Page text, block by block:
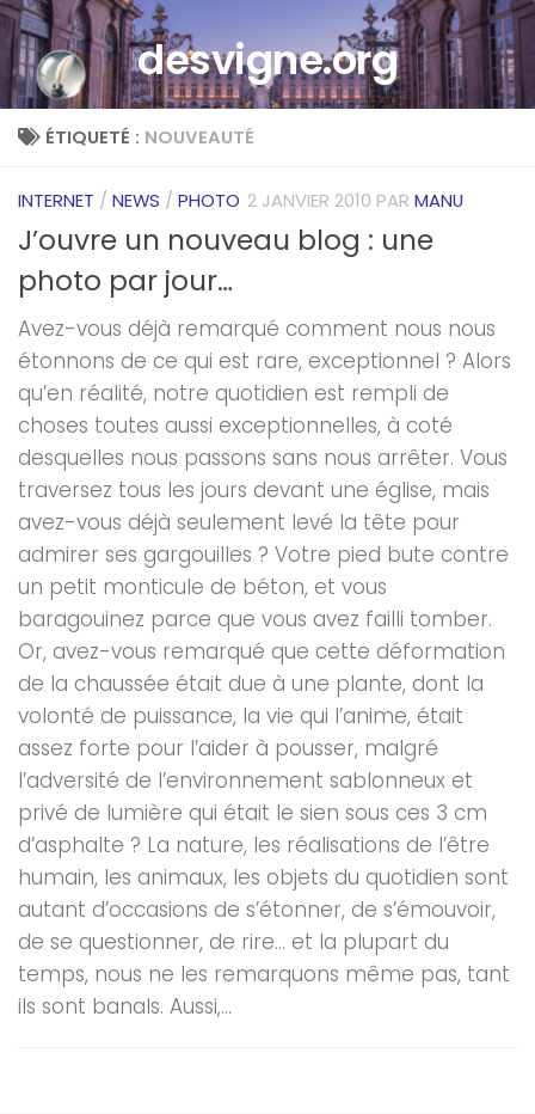
Skip to contentdesvigne.org
ÉTIQUETÉ : NOUVEAUTÉ
INTERNET / NEWS / PHOTO 2 JANVIER 2010 PAR MANU
J’ouvre un nouveau blog : une
photo par jour…
Avez-vous déjà remarqué comment nous nous
étonnons de ce qui est rare, exceptionnel ? Alors
qu’en réalité, notre quotidien est rempli de
choses toutes aussi exceptionnelles, à coté
desquelles nous passons sans nous arrêter. Vous
traversez tous les jours devant une église, mais
avez-vous déjà seulement levé la tête pour
admirer ses gargouilles ? Votre pied bute contre
un petit monticule de béton, et vous
baragouinez parce que vous avez failli tomber.
Or, avez-vous remarqué que cette déformation
de la chaussée était due à une plante, dont la
volonté de puissance, la vie qui l’anime, était
assez forte pour l’aider à pousser, malgré
l’adversité de l’environnement sablonneux et
privé de lumière qui était le sien sous ces 3 cm
d’asphalte ? La nature, les réalisations de l’être
humain, les animaux, les objets du quotidien sont
autant d’occasions de s’étonner, de s’émouvoir,
de se questionner, de rire… et la plupart du
temps, nous ne les remarquons même pas, tant
ils sont banals. Aussi,...